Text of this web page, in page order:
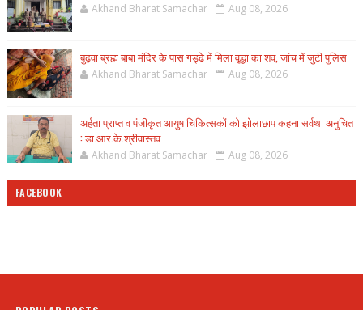
Akhand Bharat Samachar Aug 08, 2026
बुढ़वा ब्रह्म बाबा मंदिर के पास गड्ढे में मिला वृद्धा का शव, जांच में जुटी पुलिस
Akhand Bharat Samachar Aug 08, 2026
अर्हता प्राप्त व पंजीकृत आयुष चिकित्सकों को झोलाछाप कहना सर्वथा अनुचित
: डा.आर.के.श्रीवास्तव
Akhand Bharat Samachar Aug 08, 2026
FACEBOOK